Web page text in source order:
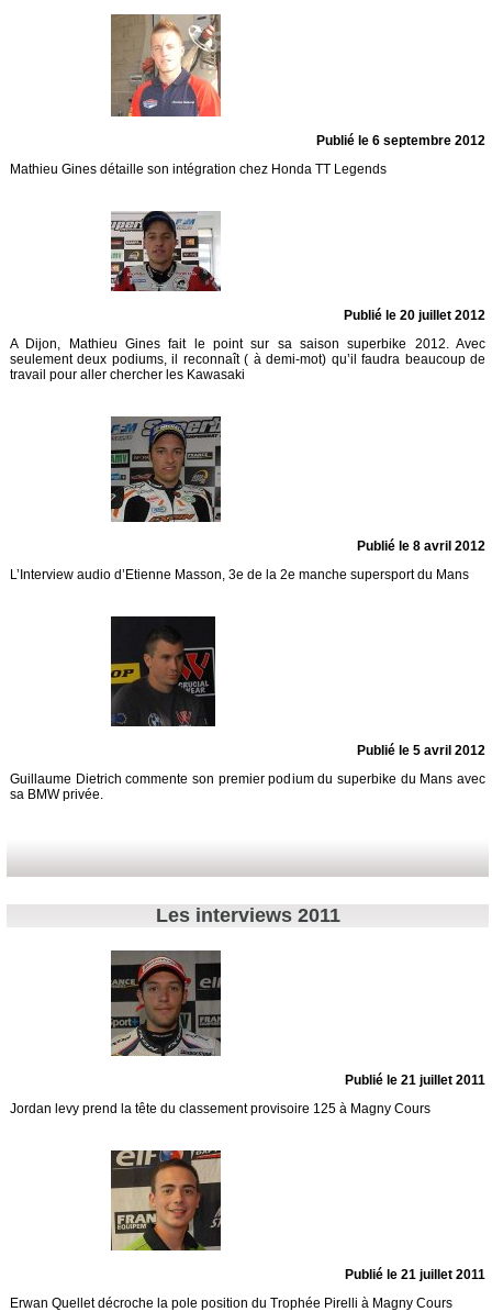
Publié le 6 septembre 2012
Mathieu Gines détaille son intégration chez Honda TT Legends
Publié le 20 juillet 2012
A Dijon, Mathieu Gines fait le point sur sa saison superbike 2012. Avec
seulement deux podiums, il reconnaît ( à demi-mot) qu’il faudra beaucoup de
travail pour aller chercher les Kawasaki
Publié le 8 avril 2012
L’Interview audio d’Etienne Masson, 3e de la 2e manche supersport du Mans
Publié le 5 avril 2012
Guillaume Dietrich commente son premier podium du superbike du Mans avec
sa BMW privée.
Les interviews 2011
Publié le 21 juillet 2011
Jordan levy prend la tête du classement provisoire 125 à Magny Cours
Publié le 21 juillet 2011
Erwan Quellet décroche la pole position du Trophée Pirelli à Magny Cours